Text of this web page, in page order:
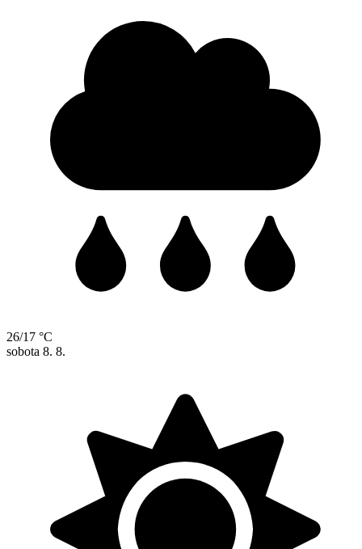
26/17 °C
sobota 8. 8.